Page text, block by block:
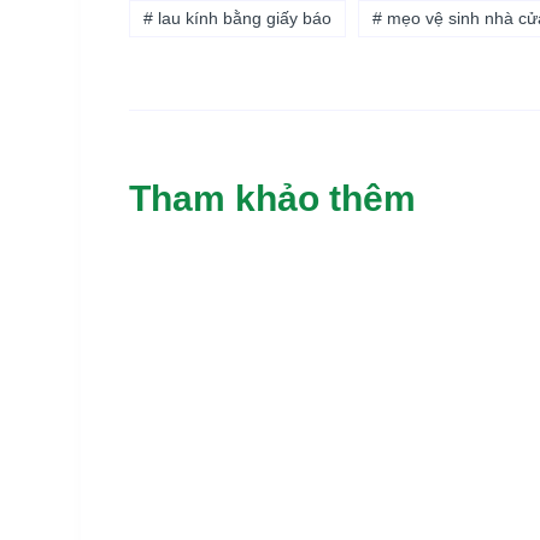
# lau kính bằng giấy báo # mẹo vệ sinh nhà
Tham khảo thêm